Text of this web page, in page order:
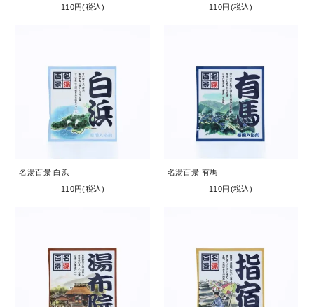
110円(税込)
110円(税込)
名湯百景 白浜
110円(税込)
名湯百景 有馬
110円(税込)